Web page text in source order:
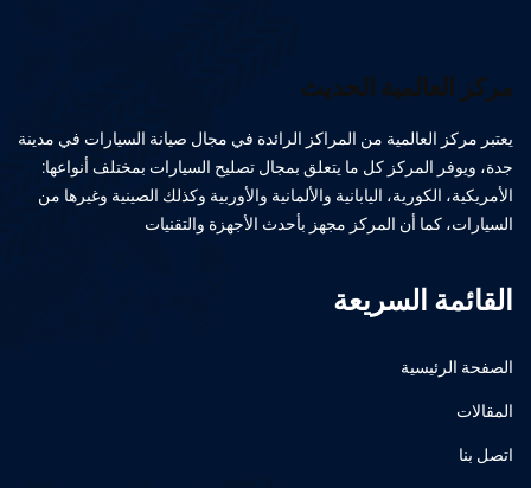
مركز العالمية الحديث
يعتبر مركز العالمية من المراكز الرائدة في مجال صيانة السيارات في مدينة
جدة، ويوفر المركز كل ما يتعلق بمجال تصليح السيارات بمختلف أنواعها:
الأمريكية، الكورية، اليابانية والألمانية والأوربية وكذلك الصينية وغيرها من
السيارات، كما أن المركز مجهز بأحدث الأجهزة والتقنيات
القائمة السريعة
الصفحة الرئيسية
المقالات
اتصل بنا